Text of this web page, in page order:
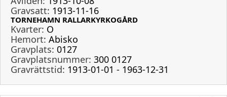
Gravsatt: 1913-11-16
TORNEHAMN RALLARKYRKOGÅRD
Kvarter: O
Hemort: Abisko
Gravplats: 0127
Gravplatsnummer: 300 0127
Gravrättstid: 1913-01-01 - 1963-12-31